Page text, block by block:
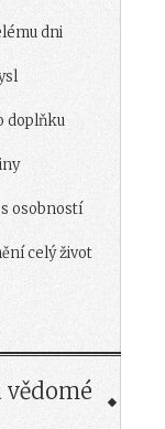
dni
doplňku
osobností
celý život